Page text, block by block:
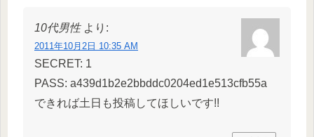
10代男性 より:
2011年10月2日 10:35 AM
SECRET: 1
PASS: a439d1b2e2bbddc0204ed1e513cfb55a
できれば土日も投稿してほしいです!!